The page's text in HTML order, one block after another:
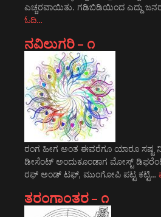
ಎಚ್ಚರವಾಯಿತು. ಗಡಿಬಿಡಿಯಿಂದ ಎದ್ದು
ಓದಿ…
ನವಿಲುಗರಿ – ೧
ರಂಗ ಹೀಗ ಅಂತ ಈವರೆಗೂ ಯಾರೂ ಸಷ್ಟ
ಡೀಸೆಂಟ್ ಅಂದುಕೂಂಡಾಗ ಮೋಸ್ಟ್‌
ರಫ್ ಅಂಡ್ ಟಫ್, ಮುಂಗೋಪಿ ಪಟ್ಟ ಕಟ್ಟಿ…
ತರಂಗಾಂತರ – ೧